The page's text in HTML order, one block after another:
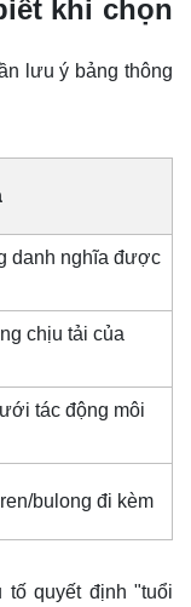
khi chọn
lưu ý bảng thông
danh nghĩa được
chịu tải của
tác động môi
bulong đi kèm
quyết định "tuổi